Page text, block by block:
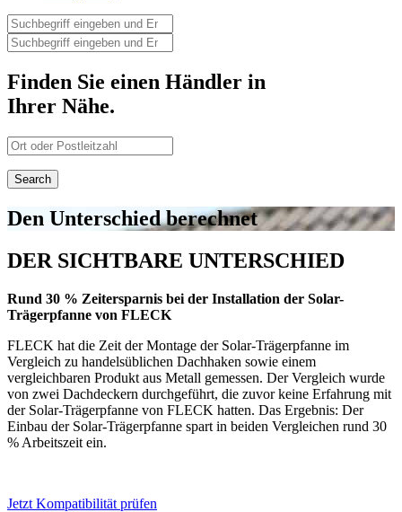
Finden Sie einen Händler in
Ihrer Nähe.
Den Unterschied berechnet
DER SICHTBARE UNTERSCHIED
Rund 30 % Zeitersparnis bei der Installation der Solar-
Trägerpfanne von FLECK
FLECK hat die Zeit der Montage der Solar-Trägerpfanne im
Vergleich zu handelsüblichen Dachhaken sowie einem
vergleichbaren Produkt aus Metall gemessen. Der Vergleich wurde
von zwei Dachdeckern durchgeführt, die zuvor keine Erfahrung mit
der Solar-Trägerpfanne von FLECK hatten. Das Ergebnis: Der
Einbau der Solar-Trägerpfanne spart in beiden Vergleichen rund 30
% Arbeitszeit ein.
Jetzt Kompatibilität prüfen